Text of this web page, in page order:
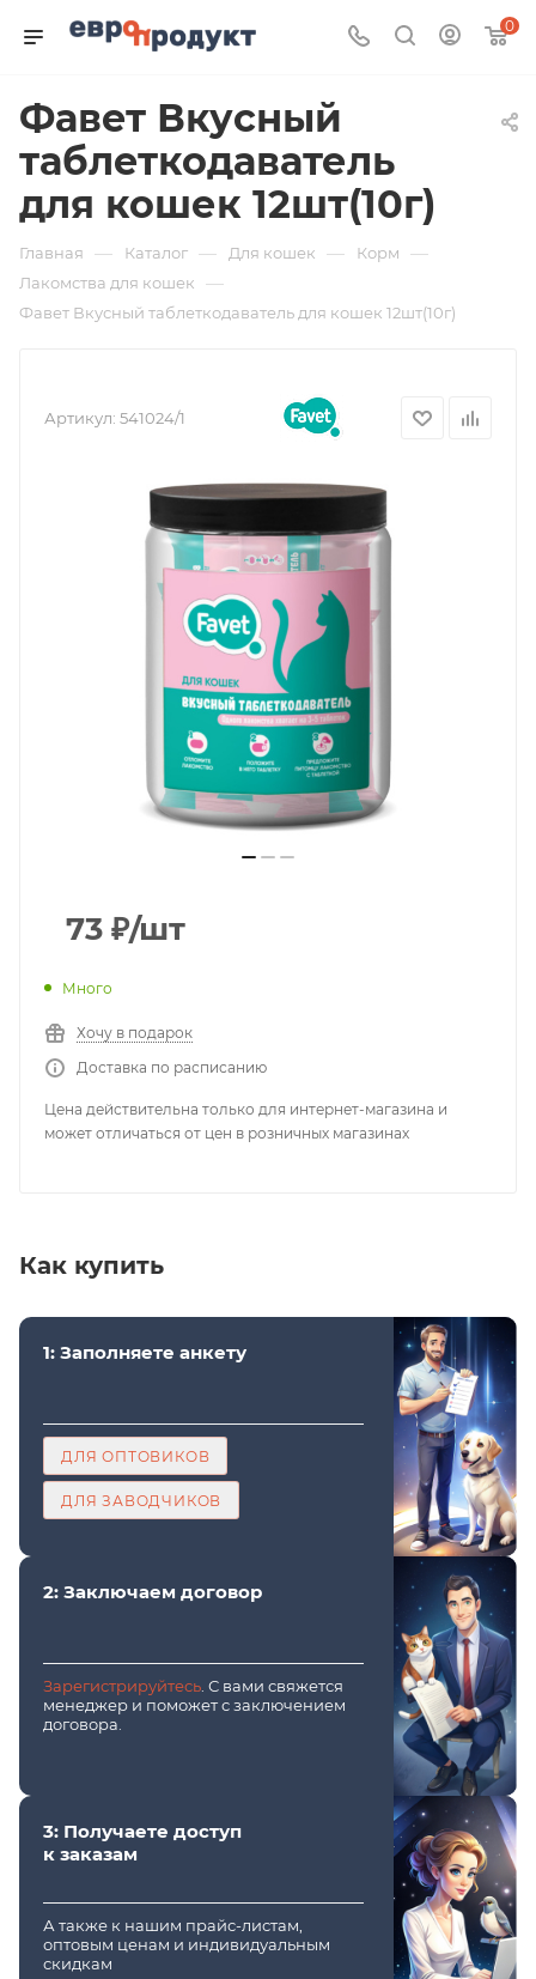
0
Фавет Вкусный
таблеткодаватель
для кошек 12шт(10г)
Главная — Каталог — Для кошек — Корм —
Лакомства для кошек —
Фавет Вкусный таблеткодаватель для кошек 12шт(10г)
Артикул: 541024/1
73 ₽/шт
Много
Хочу в подарок
Доставка по расписанию
Цена действительна только для интернет-магазина и
может отличаться от цен в розничных магазинах
Как купить
1: Заполняете анкету
ДЛЯ ОПТОВИКОВ
ДЛЯ ЗАВОДЧИКОВ
2: Заключаем договор
Зарегистрируйтесь . С вами свяжется
менеджер и поможет с заключением
договора.
3: Получаете доступ
к заказам
А также к нашим прайс-листам,
оптовым ценам и индивидуальным
скидкам